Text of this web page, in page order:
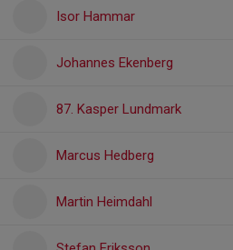
Isor Hammar
Johannes Ekenberg
87. Kasper Lundmark
Marcus Hedberg
Martin Heimdahl